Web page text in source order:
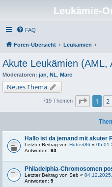
Leukämie-
FAQ
Foren-Übersicht Leukämien
Akute Leukämien (AML,
Moderatoren: jan NL Marc
Neues Thema
719 Themen Seite
1 2
Hallo ist da jemand mit akuter
Letzter Beitrag von Hubert86 «
Antworten: 93
Philadelphia-Chromosomen
Letzter Beitrag von Seb «
Antworten: 9